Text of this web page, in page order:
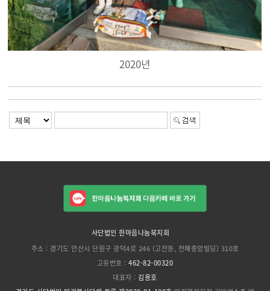
2020년
사단법인 한마음나눔복지회
주소 : 경기도 안산시 단원구 광덕4로 246 (고잔동, 천혜중앙빌딩) 310호
고유번호 :462-82-00320
대표자 : 김용호